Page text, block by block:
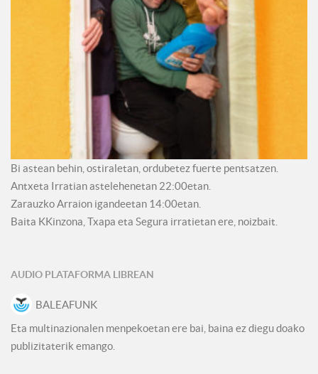
Bi astean behin, ostiraletan, ordubetez fuerte pentsatzen.
Antxeta Irratian astelehenetan 22:00etan.
Zarauzko Arraion igandeetan 14:00etan.
Baita KKinzona, Txapa eta Segura irratietan ere, noizbait.
AUDIO PLATAFORMA LIBREAN
BALEAFUNK
Eta multinazionalen menpekoetan ere bai, baina ez diegu doako
publizitaterik emango.